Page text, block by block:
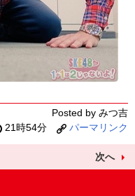
Posted by みつ吉
21時54分
パーマリンク
次へ